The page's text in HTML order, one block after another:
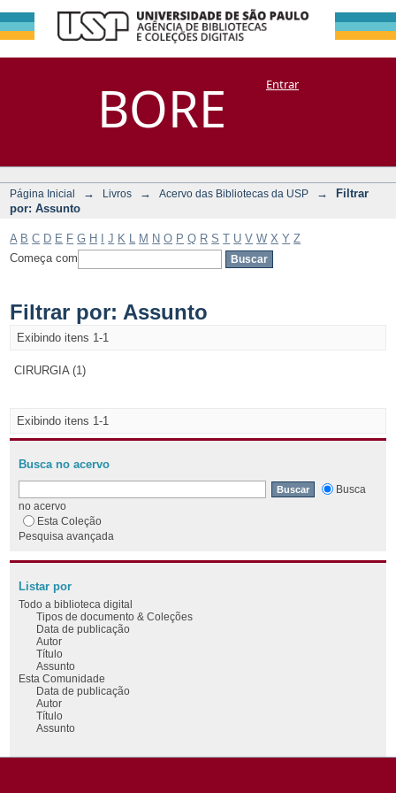
BORE
Filtrar por:
Assunto
DSpace/Manakin + CoriscoEntrar
Página Inicial → Livros → Acervo das Bibliotecas da USP →
Filtrar
por: Assunto
A B C D E F G H J K M N O P Q R S T U V W X Y Z
Começa com
Filtrar por: Assunto
Exibindo itens 1-1
CIRURGIA (1)
Exibindo itens 1-1
Busca no acervo
Busca
no acervo
Esta Coleção
Pesquisa avançada
Listar por
Todo a biblioteca digital
Tipos de documento & Coleções
Data de publicação
Autor
Título
Assunto
Esta Comunidade
Data de publicação
Autor
Título
Assunto